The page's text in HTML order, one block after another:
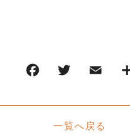
一覧へ戻る